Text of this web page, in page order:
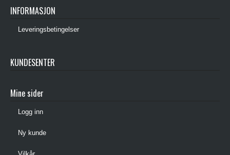
INFORMASJON
Leveringsbetingelser
KUNDESENTER
Mine sider
Logg inn
Ny kunde